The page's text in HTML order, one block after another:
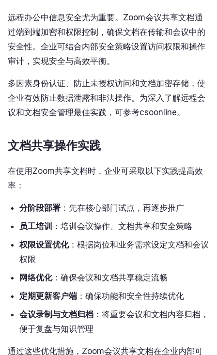
远程办公中信息安全尤为重要。Zoom会议共享文档通
过端到端加密和权限控制，确保文档在传输和会议中的
安全性。企业可结合内部安全策略设置访问权限和操作
审计，实现安全与高效平衡。
多因素身份认证、防止未授权访问和文档加密存储，使
企业有效防止数据泄露和非法操作。为深入了解远程会
议和文档安全管理最佳实践，可参考csoonline。
文档共享操作实践
在使用Zoom共享文档时，企业可采取以下实践提高效
率：
分阶段部署 ：先在核心部门试点，再逐步推广
员工培训 ：培训会议操作、文档共享和安全策略
权限设置优化：根据岗位和业务需求设定文档和会议
权限
网络优化：确保会议和文档共享稳定流畅
定期更新客户端 ：确保功能和安全性持续优化
会议录制与文档归档 ：将重要会议和文档内容归档，
便于复盘与知识管理
通过这些优化措施，Zoom会议共享文档在企业内部可